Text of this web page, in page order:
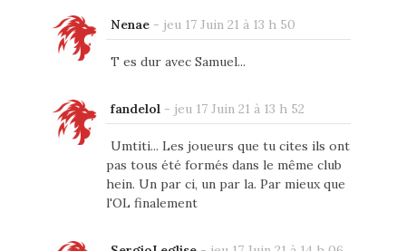
Nenae- jeu 17 Juin 21 à 13 h 50
T es dur avec Samuel...
fandelol - jeu 17 Juin 21 à 13 h 52
Umtiti... Les joueurs que tu cites ils ont
pas tous été formés dans le même club
hein. Un par ci, un par la. Par mieux que
l'OL finalement